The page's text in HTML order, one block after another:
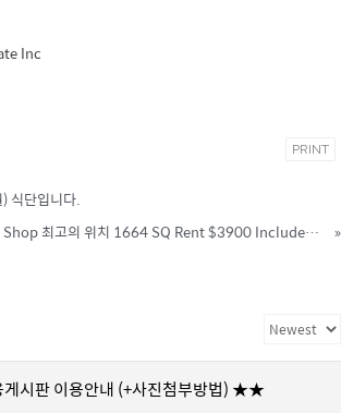
Inc
PRINT
식단입니다.
Italian Gelato & Coffee Shop 최고의 위치 1664 SQ Rent $3900 Included NNN 512-945-7286
»
시판 이용안내 (+사진첨부방법) ★★